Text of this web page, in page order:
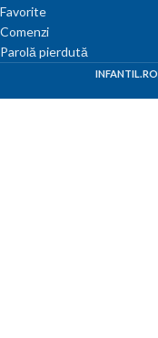
Favorite
Comenzi
Parolă pierdută
INFANTIL.RO